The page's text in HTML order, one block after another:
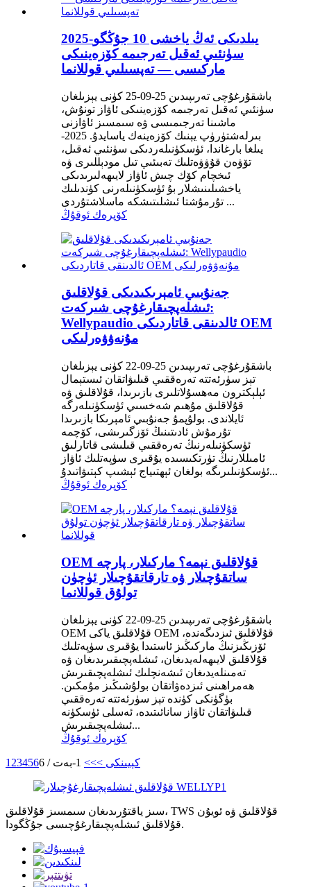
2025-يىلدىكى ئەڭ ياخشى 10 جۇڭگو
سۈنئىي ئەقىل تەرجىمە كۆزەينىكى
ماركىسى — تەپسىلىي قوللانما
باشقۇرغۇچى تەرىپىدىن 25-09-25 كۈنى يېزىلغان
سۈنئىي ئەقىل تەرجىمە كۆزەينىكى ئاۋاز تونۇش،
ماشىنا تەرجىمىسى ۋە سىمسىز ئاۋازنى
بىرلەشتۈرۈپ يېنىك كۆزەينەك ياسايدۇ. 2025-
يىلغا بارغاندا، ئۈسكۈنىلەردىكى سۈنئىي ئەقىل،
تۆۋەن قۇۋۋەتلىك تەبىئىي تىل مودېللىرى ۋە
ئىخچام كۆك چىش ئاۋاز لايىھەلىرىدىكى
ياخشىلىنىشلار بۇ ئۈسكۈنىلەرنى كۈندىلىك
تۇرمۇشتا ئىشلىتىشكە ماسلاشتۇردى ...
كۆپرەك ئوقۇڭ
جەنۇبىي ئامېرىكىدىكى قۇلاقلىق
ئىشلەپچىقارغۇچى شىركەت:
Wellypaudio ئالدىنقى قاتاردىكى OEM
مۇنەۋۋەرلىكى
باشقۇرغۇچى تەرىپىدىن 25-09-22 كۈنى يېزىلغان
تېز سۈرئەتتە تەرەققىي قىلىۋاتقان ئىستېمال
ئېلېكترون مەھسۇلاتلىرى بازىرىدا، قۇلاقلىق ۋە
قۇلاقلىق مۇھىم شەخسىي ئۈسكۈنىلەرگە
ئايلاندى. بولۇپمۇ جەنۇبىي ئامېرىكا بازىرىدا
تۇرمۇش ئادىتىنىڭ ئۆزگىرىشى، كۆچمە
ئۈسكۈنىلەرنىڭ تەرەققىي قىلىشى قاتارلىق
ئامىللارنىڭ تۈرتكىسىدە يۇقىرى سۈپەتلىك ئاۋاز
ئۈسكۈنىلىرىگە بولغان ئېھتىياج ئېشىپ كېتىۋاتىدۇ...
كۆپرەك ئوقۇڭ
OEM قۇلاقلىق نېمە؟ ماركىلار، پارچە
ساتقۇچىلار ۋە تارقاتقۇچىلار ئۈچۈن
تولۇق قوللانما
باشقۇرغۇچى تەرىپىدىن 25-09-22 كۈنى يېزىلغان
OEM قۇلاقلىق ياكى OEM قۇلاقلىق ئىزدىگەندە،
ئۆزىڭىزنىڭ ماركىڭىز ئاستىدا يۇقىرى سۈپەتلىك
قۇلاقلىق لايىھەلەيدىغان، ئىشلەپچىقىرىدىغان ۋە
تەمىنلەيدىغان ئىشەنچلىك ئىشلەپچىقىرىش
ھەمراھىنى ئىزدەۋاتقان بولۇشىڭىز مۇمكىن.
بۈگۈنكى كۈندە تېز سۈرئەتتە تەرەققىي
قىلىۋاتقان ئاۋاز سانائىتىدە، ئەسلى ئۈسكۈنە
ئىشلەپچىقىرىش...
كۆپرەك ئوقۇڭ
1 23456 كېيىنكى >>> 1-بەت / 6
سىز ياقتۇرىدىغان سىمسىز قۇلاقلىق، TWS قۇلاقلىق ۋە ئويۇن
قۇلاقلىق ئىشلەپچىقارغۇچىسى جۇڭگودا.